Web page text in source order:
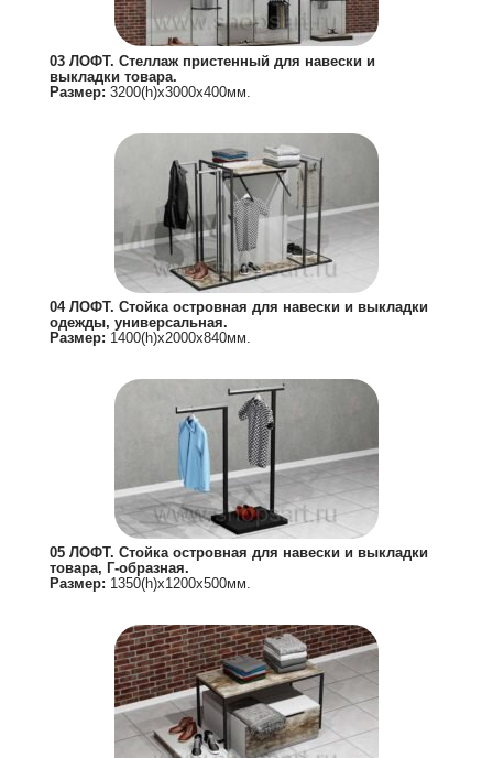
03 ЛОФТ. Стеллаж пристенный для навески и
выкладки товара.
Размер: 3200(h)х3000х400мм.
04 ЛОФТ. Стойка островная для навески и выкладки
одежды, универсальная.
Размер: 1400(h)х2000х840мм.
05 ЛОФТ. Стойка островная для навески и выкладки
товара, Г-образная.
Размер: 1350(h)х1200х500мм.